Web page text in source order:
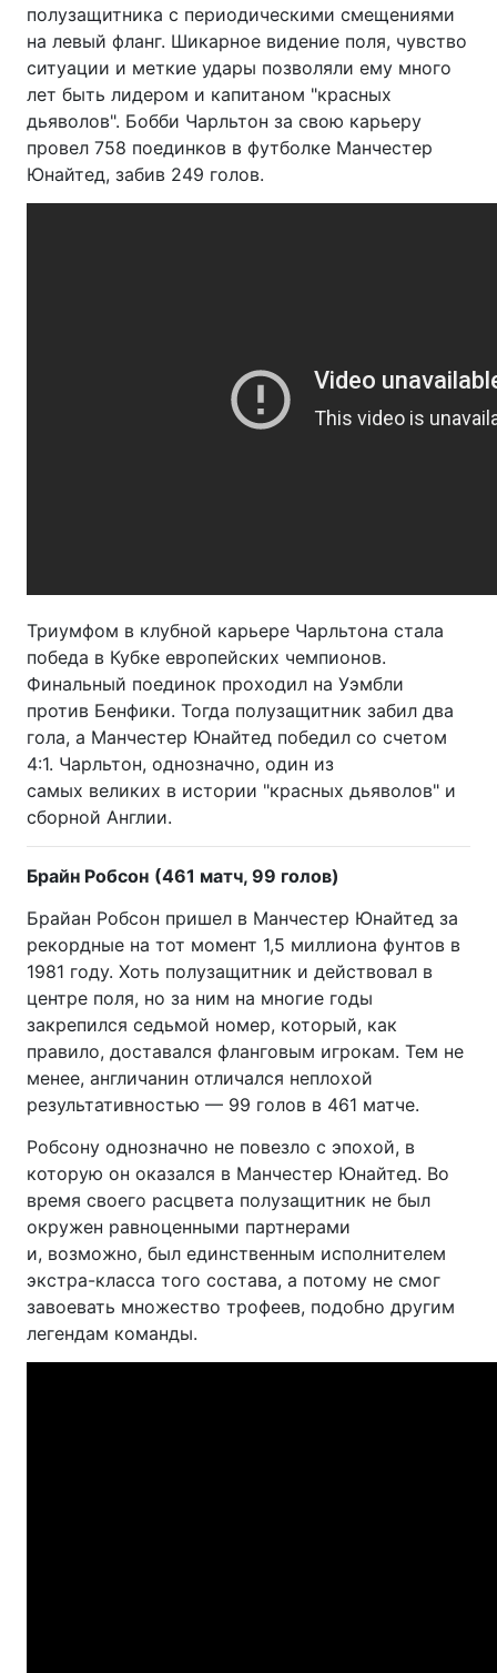
полузащитника с периодическими смещениями
на левый фланг. Шикарное видение поля, чувство
ситуации и меткие удары позволяли ему много
лет быть лидером и капитаном "красных
дьяволов". Бобби Чарльтон за свою карьеру
провел 758 поединков в футболке Манчестер
Юнайтед, забив 249 голов.
Триумфом в клубной карьере Чарльтона стала
победа в Кубке европейских чемпионов.
Финальный поединок проходил на Уэмбли
против Бенфики. Тогда полузащитник забил два
гола, а Манчестер Юнайтед победил со счетом
4:1. Чарльтон, однозначно, один из
самых великих в истории "красных дьяволов" и
сборной Англии.
Брайн Робсон (461 матч, 99 голов)
Брайан Робсон пришел в Манчестер Юнайтед за
рекордные на тот момент 1,5 миллиона фунтов в
1981 году. Хоть полузащитник и действовал в
центре поля, но за ним на многие годы
закрепился седьмой номер, который, как
правило, доставался фланговым игрокам. Тем не
менее, англичанин отличался неплохой
результативностью — 99 голов в 461 матче.
Робсону однозначно не повезло с эпохой, в
которую он оказался в Манчестер Юнайтед. Во
время своего расцвета полузащитник не был
окружен равноценными партнерами
и, возможно, был единственным исполнителем
экстра-класса того состава, а потому не смог
завоевать множество трофеев, подобно другим
легендам команды.